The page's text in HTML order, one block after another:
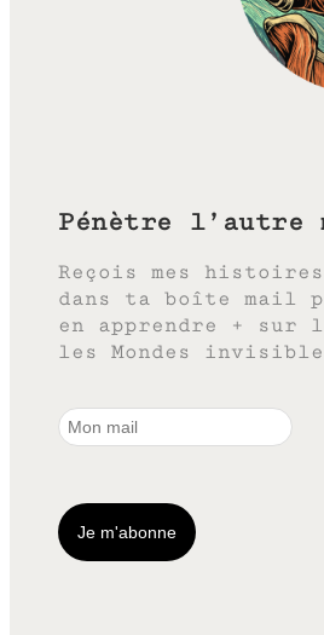
Pénètre l’autre
Reçois mes
dans ta boîte mail
en apprendre + sur
les Mondes